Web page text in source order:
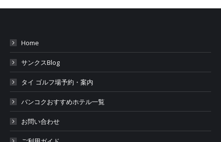
Home
サンクスBlog
タイ ゴルフ場予約・案内
バンコクおすすめホテル一覧
お問い合わせ